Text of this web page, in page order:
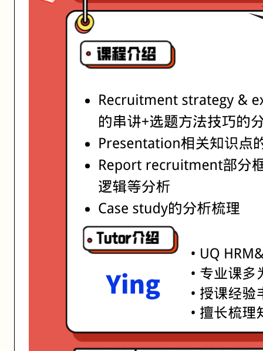
亮点: Ying老师，UQ HRM&MKT学霸 • 专业课多为6和7 • 授课经验丰富
The Fundamentals of Designing and Staffing Organisations
匠人学院提供高质量的IT培训课程和Workshop，帮助学员掌握实用技能